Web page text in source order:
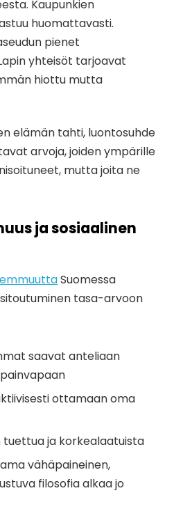
Kaupunkien
huomattavasti.
pienet
yhteisöt tarjoavat
hiottu mutta
elämän tahti, luontosuhde
arvoja, joiden ympärille
mutta joita ne
ja sosiaalinen
Suomessa
tasa-arvoon
saavat anteliaan
ottamaan oma
tuettua ja korkealaatuista
vähäpaineinen,
filosofia alkaa jo